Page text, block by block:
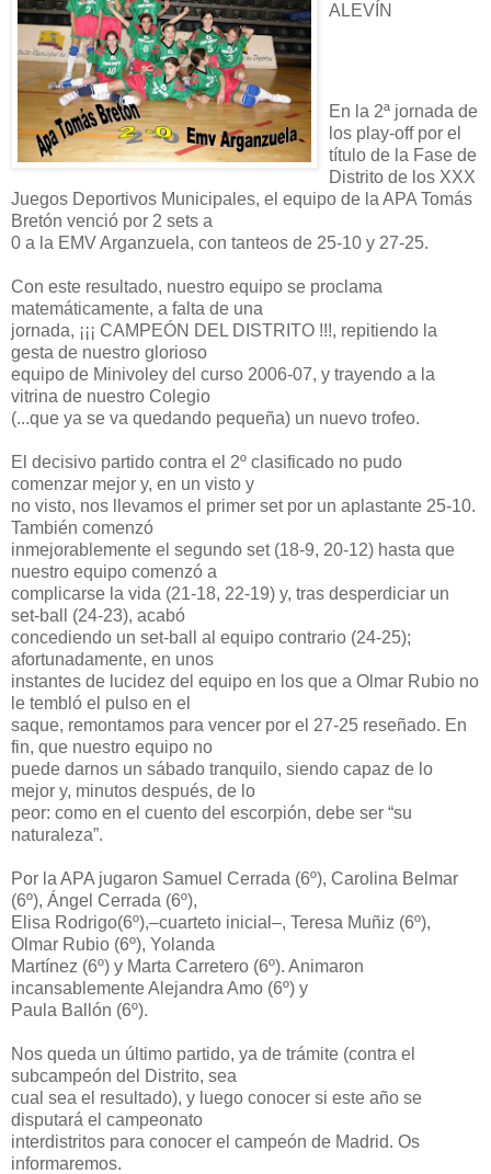
ALEVÍN
En la 2ª jornada de
los play-off por el
título de la Fase de
Distrito de los XXX
Juegos Deportivos Municipales, el equipo de la APA Tomás
Bretón venció por 2 sets a
0 a la EMV Arganzuela, con tanteos de 25-10 y 27-25.
Con este resultado, nuestro equipo se proclama
matemáticamente, a falta de una
jornada, ¡¡¡ CAMPEÓN DEL DISTRITO !!!, repitiendo la
gesta de nuestro glorioso
equipo de Minivoley del curso 2006-07, y trayendo a la
vitrina de nuestro Colegio
(...que ya se va quedando pequeña) un nuevo trofeo.
El decisivo partido contra el 2º clasificado no pudo
comenzar mejor y, en un visto y
no visto, nos llevamos el primer set por un aplastante 25-10.
También comenzó
inmejorablemente el segundo set (18-9, 20-12) hasta que
nuestro equipo comenzó a
complicarse la vida (21-18, 22-19) y, tras desperdiciar un
set-ball (24-23), acabó
concediendo un set-ball al equipo contrario (24-25);
afortunadamente, en unos
instantes de lucidez del equipo en los que a Olmar Rubio no
le tembló el pulso en el
saque, remontamos para vencer por el 27-25 reseñado. En
fin, que nuestro equipo no
puede darnos un sábado tranquilo, siendo capaz de lo
mejor y, minutos después, de lo
peor: como en el cuento del escorpión, debe ser “su
naturaleza”.
Por la APA jugaron Samuel Cerrada (6º), Carolina Belmar
(6º), Ángel Cerrada (6º),
Elisa Rodrigo(6º),–cuarteto inicial–, Teresa Muñiz (6º),
Olmar Rubio (6º), Yolanda
Martínez (6º) y Marta Carretero (6º). Animaron
incansablemente Alejandra Amo (6º) y
Paula Ballón (6º).
Nos queda un último partido, ya de trámite (contra el
subcampeón del Distrito, sea
cual sea el resultado), y luego conocer si este año se
disputará el campeonato
interdistritos para conocer el campeón de Madrid. Os
informaremos.